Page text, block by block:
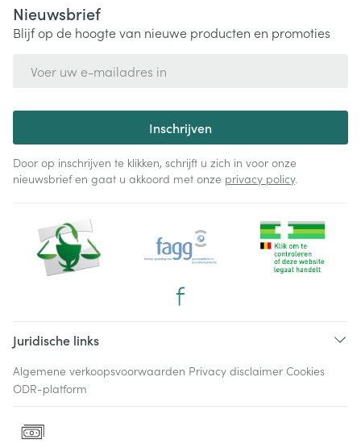
Nieuwsbrief
Blijf op de hoogte van nieuwe producten en promoties
Inschrijven
Door op inschrijven te klikken, schrijft u zich in voor onze
nieuwsbrief en gaat u akkoord met onze privacy policy.
Juridische links
Algemene verkoopsvoorwaarden Privacy disclaimer Cookies
ODR-platform